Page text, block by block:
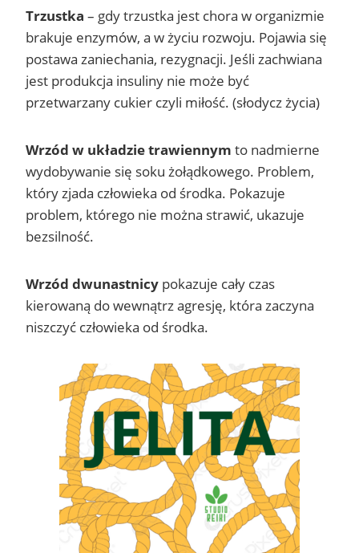
Trzustka – gdy trzustka jest chora w organizmie
brakuje enzymów, a w życiu rozwoju. Pojawia się
postawa zaniechania, rezygnacji. Jeśli zachwiana
jest produkcja insuliny nie może być
przetwarzany cukier czyli miłość. (słodycz życia)
Wrzód w układzie trawiennym to nadmierne
wydobywanie się soku żołądkowego. Problem,
który zjada człowieka od środka. Pokazuje
problem, którego nie można strawić, ukazuje
bezsilność.
Wrzód dwunastnicy pokazuje cały czas
kierowaną do wewnątrz agresję, która zaczyna
niszczyć człowieka od środka.